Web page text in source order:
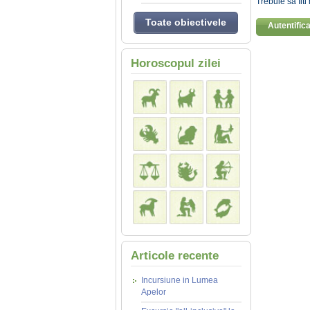
Toate obiectivele
Horoscopul zilei
Articole recente
Incursiune in Lumea
Apelor